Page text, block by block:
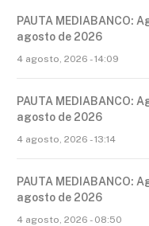
PAUTA MEDIABANCO:
agosto de 2026
4 agosto, 2026 - 14:09
PAUTA MEDIABANCO:
agosto de 2026
4 agosto, 2026 - 13:14
PAUTA MEDIABANCO:
agosto de 2026
4 agosto, 2026 - 08:50